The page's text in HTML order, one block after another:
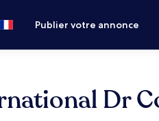
Publier votre annonce
Dr